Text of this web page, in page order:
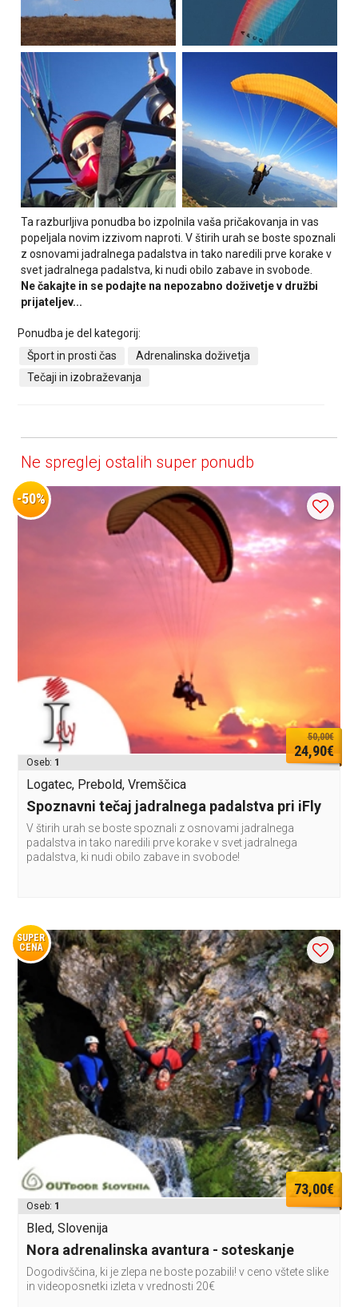
Ta razburljiva ponudba bo izpolnila vaša pričakovanja in vas
popeljala novim izzivom naproti. V štirih urah se boste spoznali
z osnovami jadralnega padalstva in tako naredili prve korake v
svet jadralnega padalstva, ki nudi obilo zabave in svobode.
Ne čakajte in se podajte na nepozabno doživetje v družbi
prijateljev...
Ponudba je del kategorij:
Šport in prosti čas
Adrenalinska doživetja
Tečaji in izobraževanja
Ne spreglej ostalih super ponudb
-50%
50,00€
24,90€
Oseb: 1
Logatec, Prebold, Vremščica
Spoznavni tečaj jadralnega padalstva pri iFly
V štirih urah se boste spoznali z osnovami jadralnega
padalstva in tako naredili prve korake v svet jadralnega
padalstva, ki nudi obilo zabave in svobode!
SUPER
CENA
73,00€
Oseb: 1
Bled, Slovenija
Nora adrenalinska avantura - soteskanje
Dogodivščina, ki je zlepa ne boste pozabili! v ceno vštete slike
in videoposnetki izleta v vrednosti 20€